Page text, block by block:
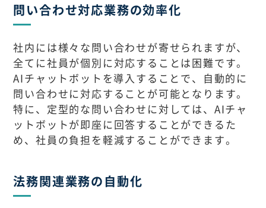
問い合わせ対応業務の効率化
社内には様々な問い合わせが寄せられますが、
全てに社員が個別に対応することは困難です。
AIチャットボットを導入することで、自動的に
問い合わせに対応することが可能となります。
特に、定型的な問い合わせに対しては、AIチャ
ットボットが即座に回答することができるた
め、社員の負担を軽減することができます。
法務関連業務の自動化